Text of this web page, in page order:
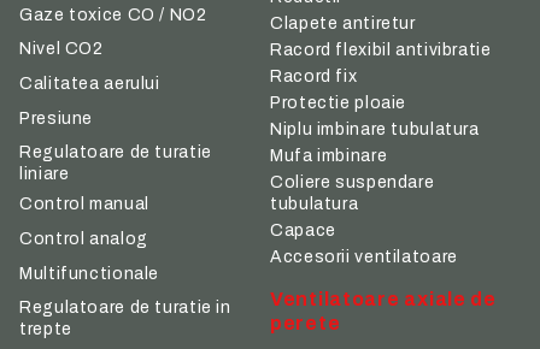
Gaze toxice CO / NO2
Nivel CO2
Calitatea aerului
Presiune
Regulatoare de turatie
liniare
Control manual
Control analog
Multifunctionale
Regulatoare de turatie in
trepte
Clapete antiretur
Racord flexibil antivibratie
Racord fix
Protectie ploaie
Niplu imbinare tubulatura
Mufa imbinare
Coliere suspendare
tubulatura
Capace
Accesorii ventilatoare
Ventilatoare axiale de
perete